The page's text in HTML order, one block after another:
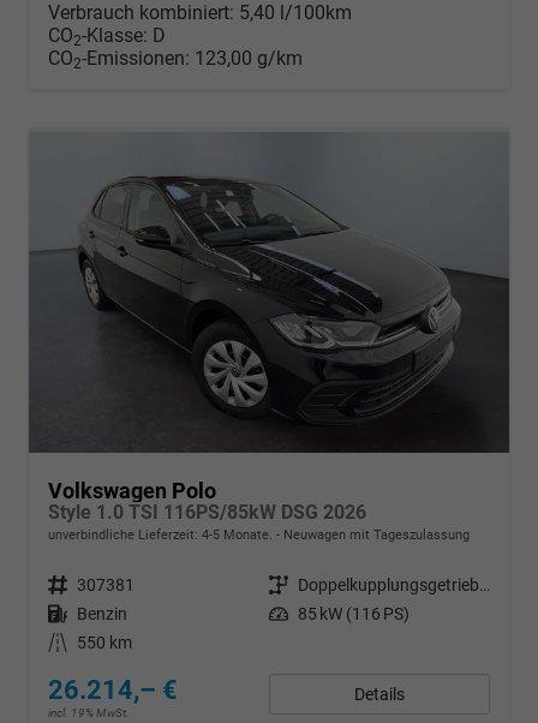
Verbrauch kombiniert: 5,40 l/100km
CO2-Klasse: D
CO2-Emissionen: 123,00 g/km
Volkswagen Polo
Style 1.0 TSI 116PS/85kW DSG 2026
unverbindliche Lieferzeit: 4-5 Monate. Neuwagen mit Tageszulassung
Fahrzeugnr. 307381 Getriebe
Doppelkupplungsgetriebe (DSG)
Kraftstoff Benzin Leistung 85 kW (116 PS)
Kilometerstand
550 km
26.214,– €
incl. 19% MwSt.
Details